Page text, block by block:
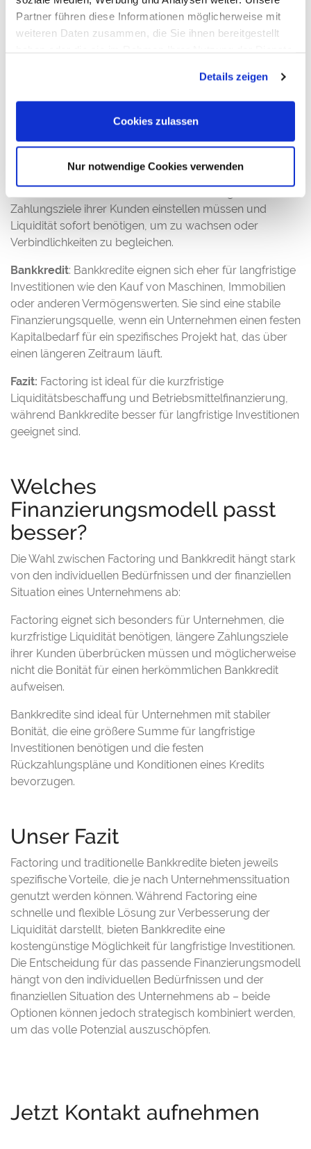
Partner führen diese Informationen möglicherweise mit
weiteren Daten zusammen, die Sie ihnen bereitgestellt
Cookies, wenn Sie unsere Webseite weiterhin nutzen.
Details zeigen
Cookies zulassen
Nur notwendige Cookies verwenden
wie das Debitorenmanagement und den Schutz vor
Zahlungsausfällen, während Bankkredite oft geringere
Der Verwendungszweck
Factoring: Factoring ist am besten geeignet für
Unternehmen, die kurzfristige Liquidität benötigen, um
ihren laufenden Betrieb zu finanzieren. Es kann auch für
Zahlungsziele ihrer Kunden einstellen müssen und
Liquidität sofort benötigen, um zu wachsen oder
Verbindlichkeiten zu begleichen.
Bankkredit: Bankkredite eignen sich eher für langfristige
Investitionen wie den Kauf von Maschinen, Immobilien
oder anderen Vermögenswerten. Sie sind eine stabile
Finanzierungsquelle, wenn ein Unternehmen einen festen
Kapitalbedarf für ein spezifisches Projekt hat, das über
einen längeren Zeitraum läuft.
Fazit: Factoring ist ideal für die kurzfristige
Liquiditätsbeschaffung und Betriebsmittelfinanzierung,
während Bankkredite besser für langfristige Investitionen
geeignet sind.
Welches
Finanzierungsmodell passt
besser?
Die Wahl zwischen Factoring und Bankkredit hängt stark
von den individuellen Bedürfnissen und der finanziellen
Situation eines Unternehmens ab:
Factoring eignet sich besonders für Unternehmen, die
kurzfristige Liquidität benötigen, längere Zahlungsziele
ihrer Kunden überbrücken müssen und möglicherweise
nicht die Bonität für einen herkömmlichen Bankkredit
aufweisen.
Bankkredite sind ideal für Unternehmen mit stabiler
Bonität, die eine größere Summe für langfristige
Investitionen benötigen und die festen
Rückzahlungspläne und Konditionen eines Kredits
bevorzugen.
Unser Fazit
Factoring und traditionelle Bankkredite bieten jeweils
spezifische Vorteile, die je nach Unternehmenssituation
genutzt werden können. Während Factoring eine
schnelle und flexible Lösung zur Verbesserung der
Liquidität darstellt, bieten Bankkredite eine
kostengünstige Möglichkeit für langfristige Investitionen.
Die Entscheidung für das passende Finanzierungsmodell
hängt von den individuellen Bedürfnissen und der
finanziellen Situation des Unternehmens ab – beide
Optionen können jedoch strategisch kombiniert werden,
um das volle Potenzial auszuschöpfen.
Jetzt Kontakt aufnehmen